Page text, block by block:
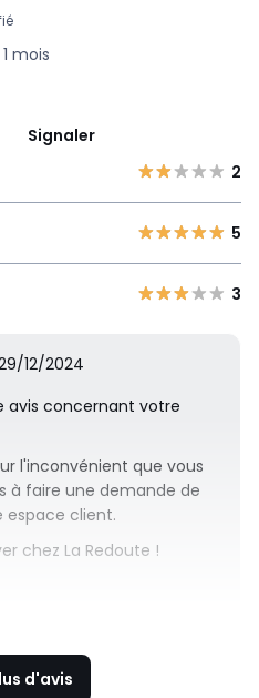
mois
Signaler
2
5
3
12/2024
avis concernant votre
l'inconvénient que vous
à faire une demande de
espace client.
chez La Redoute !
d'avis